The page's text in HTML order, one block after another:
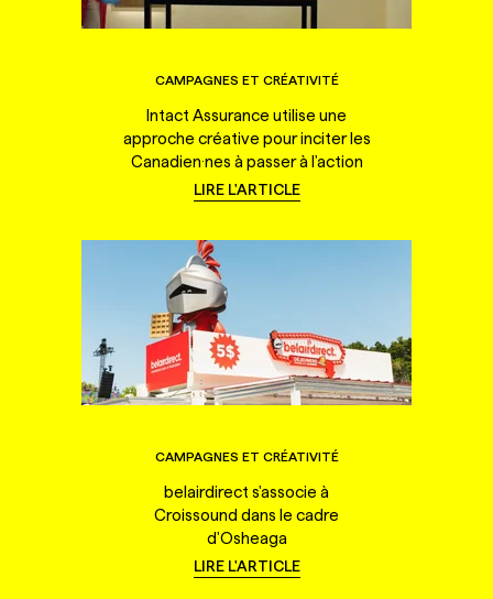
CAMPAGNES ET CRÉATIVITÉ
Intact Assurance utilise une
approche créative pour inciter les
Canadien·nes à passer à l'action
LIRE L'ARTICLE
CAMPAGNES ET CRÉATIVITÉ
belairdirect s'associe à
Croissound dans le cadre
d'Osheaga
LIRE L'ARTICLE